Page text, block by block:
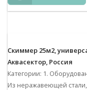
Скиммер 25м2,
Аквасектор, Россия
Категории: 1.
Из неражавеющей